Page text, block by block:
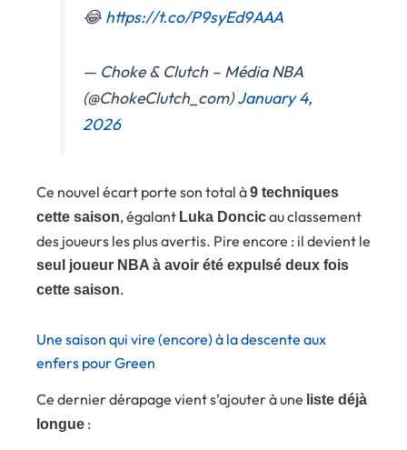
😂 https://t.co/P9syEd9AAA
— Choke & Clutch – Média NBA
(@ChokeClutch_com)January 4,
2026
Ce nouvel écart porte son total à9 techniques
cette saison, égalant Luka Doncicau classement
des joueurs les plus avertis. Pire encore : il devient le
seul joueur NBA à avoir été expulsé deux fois
cette saison.
Une saison qui vire (encore) à la descente aux
enfers pour Green
Ce dernier dérapage vient s’ajouter à une liste déjà
longue :